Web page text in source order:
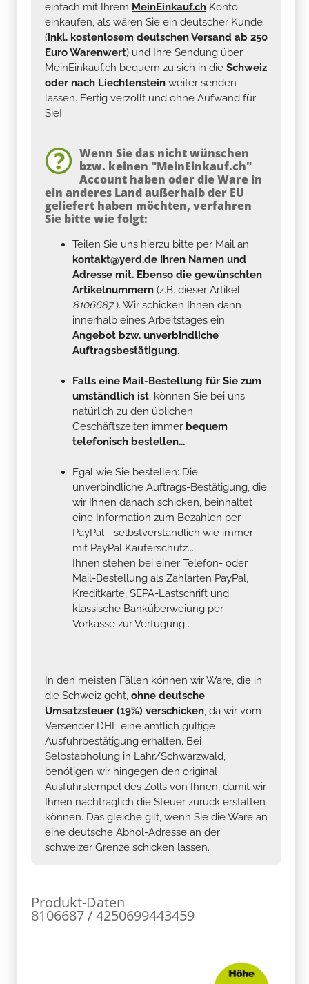
einfach mit Ihrem MeinEinkauf.ch Konto
einkaufen, als wären Sie ein deutscher Kunde
(inkl. kostenlosem deutschen Versand ab 250
Euro Warenwert) und Ihre Sendung über
MeinEinkauf.ch bequem zu sich in die Schweiz
oder nach Liechtenstein weiter senden
lassen. Fertig verzollt und ohne Aufwand für
Sie!
Wenn Sie das nicht wünschen
bzw. keinen "MeinEinkauf.ch"
Account haben oder die Ware in
ein anderes Land außerhalb der EU
geliefert haben möchten, verfahren
Sie bitte wie folgt:
Teilen Sie uns hierzu bitte per Mail an
kontakt@yerd.de Ihren Namen und
Adresse mit. Ebenso die gewünschten
Artikelnummern (z.B. dieser Artikel:
8106687). Wir schicken Ihnen dann
innerhalb eines Arbeitstages ein
Angebot bzw. unverbindliche
Auftragsbestätigung.
Falls eine Mail-Bestellung für Sie zum
umständlich ist, können Sie bei uns
natürlich zu den üblichen
Geschäftszeiten immer bequem
telefonisch bestellen...
Egal wie Sie bestellen: Die
unverbindliche Auftrags-Bestätigung, die
wir Ihnen danach schicken, beinhaltet
eine Information zum Bezahlen per
PayPal - selbstverständlich wie immer
mit PayPal Käuferschutz...
Ihnen stehen bei einer Telefon- oder
Mail-Bestellung als Zahlarten PayPal,
Kreditkarte, SEPA-Lastschrift und
klassische Banküberweiung per
Vorkasse zur Verfügung .
In den meisten Fällen können wir Ware, die in
die Schweiz geht, ohne deutsche
Umsatzsteuer (19%) verschicken, da wir vom
Versender DHL eine amtlich gültige
Ausfuhrbestätigung erhalten. Bei
Selbstabholung in Lahr/Schwarzwald,
benötigen wir hingegen den original
Ausfuhrstempel des Zolls von Ihnen, damit wir
Ihnen nachträglich die Steuer zurück erstatten
können. Das gleiche gilt, wenn Sie die Ware an
eine deutsche Abhol-Adresse an der
schweizer Grenze schicken lassen.
Produkt-Daten
8106687 / 4250699443459